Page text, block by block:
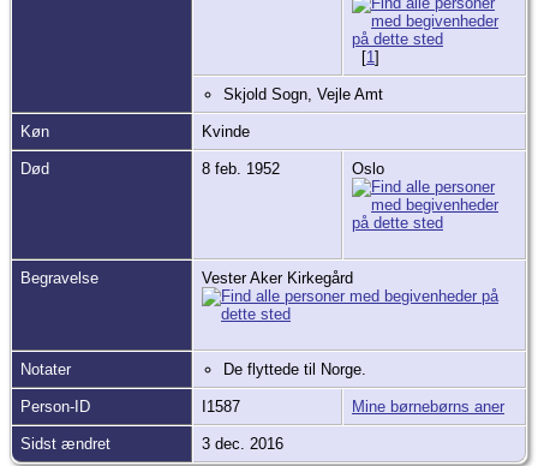
[1]
Skjold Sogn, Vejle Amt
Køn Kvinde
Død 8 feb. 1952 Oslo
Begravelse Vester Aker Kirkegård
Notater De flyttede til Norge.
Person-ID I1587 Mine børnebørns aner
Sidst ændret 3 dec. 2016